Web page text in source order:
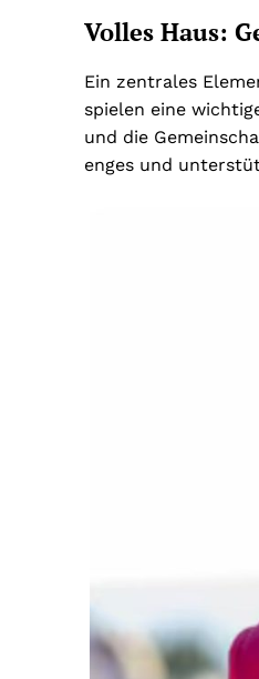
Volles Haus:
Ein zentrales
spielen eine
und die
enges und